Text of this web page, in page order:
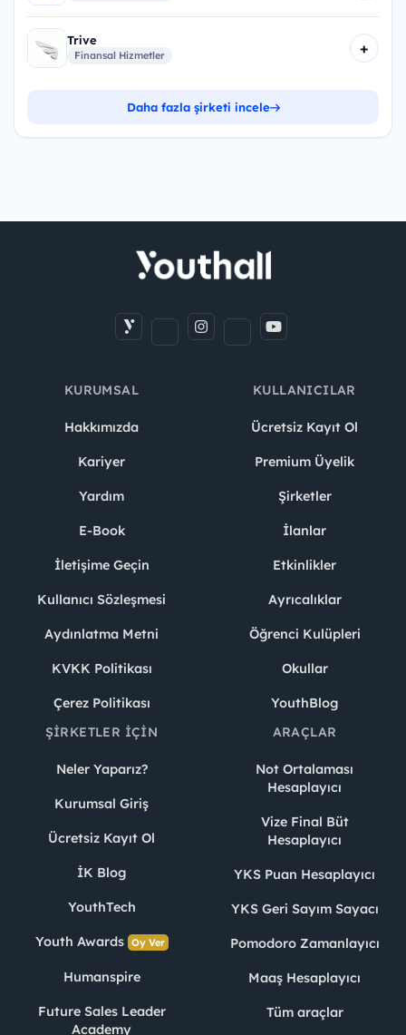
Trive
Finansal Hizmetler +
Daha fazla şirketi incele
KURUMSAL
Hakkımızda
Kariyer
Yardım
E-Book
İletişime Geçin
Kullanıcı Sözleşmesi
Aydınlatma Metni
KVKK Politikası
Çerez Politikası
KULLANICILAR
Ücretsiz Kayıt Ol
Premium Üyelik
Şirketler
İlanlar
Etkinlikler
Ayrıcalıklar
Öğrenci Kulüpleri
Okullar
YouthBlog
ŞIRKETLER İÇIN
Neler Yaparız?
Kurumsal Giriş
Ücretsiz Kayıt Ol
İK Blog
YouthTech
Youth Awards Oy Ver
Humanspire
Future Sales Leader
Academy
ARAÇLAR
Not Ortalaması
Hesaplayıcı
Vize Final Büt
Hesaplayıcı
YKS Puan Hesaplayıcı
YKS Geri Sayım Sayacı
Pomodoro Zamanlayıcı
Maaş Hesaplayıcı
Tüm araçlar